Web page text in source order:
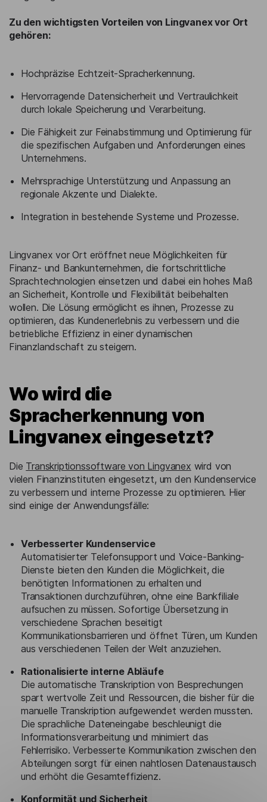
Zu den wichtigsten Vorteilen von Lingvanex vor Ort
gehören:
Hochpräzise Echtzeit-Spracherkennung.
Hervorragende Datensicherheit und Vertraulichkeit
durch lokale Speicherung und Verarbeitung.
Die Fähigkeit zur Feinabstimmung und Optimierung für
die spezifischen Aufgaben und Anforderungen eines
Unternehmens.
Mehrsprachige Unterstützung und Anpassung an
regionale Akzente und Dialekte.
Integration in bestehende Systeme und Prozesse.
Lingvanex vor Ort eröffnet neue Möglichkeiten für
Finanz- und Bankunternehmen, die fortschrittliche
Sprachtechnologien einsetzen und dabei ein hohes Maß
an Sicherheit, Kontrolle und Flexibilität beibehalten
wollen. Die Lösung ermöglicht es ihnen, Prozesse zu
optimieren, das Kundenerlebnis zu verbessern und die
betriebliche Effizienz in einer dynamischen
Finanzlandschaft zu steigern.
Wo wird die
Spracherkennung von
Lingvanex eingesetzt?
Die Transkriptionssoftware von Lingvanex wird von
vielen Finanzinstituten eingesetzt, um den Kundenservice
zu verbessern und interne Prozesse zu optimieren. Hier
sind einige der Anwendungsfälle:
Verbesserter Kundenservice
Automatisierter Telefonsupport und Voice-Banking-
Dienste bieten den Kunden die Möglichkeit, die
benötigten Informationen zu erhalten und
Transaktionen durchzuführen, ohne eine Bankfiliale
aufsuchen zu müssen. Sofortige Übersetzung in
verschiedene Sprachen beseitigt
Kommunikationsbarrieren und öffnet Türen, um Kunden
aus verschiedenen Teilen der Welt anzuziehen.
Rationalisierte interne Abläufe
Die automatische Transkription von Besprechungen
spart wertvolle Zeit und Ressourcen, die bisher für die
manuelle Transkription aufgewendet werden mussten.
Die sprachliche Dateneingabe beschleunigt die
Informationsverarbeitung und minimiert das
Fehlerrisiko. Verbesserte Kommunikation zwischen den
Abteilungen sorgt für einen nahtlosen Datenaustausch
und erhöht die Gesamteffizienz.
Konformität und Sicherheit